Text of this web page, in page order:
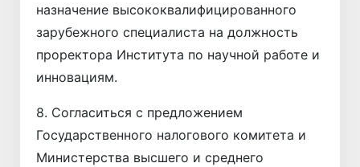
назначение высококвалифицированного
зарубежного специалиста на должность
проректора Института по научной работе и
инновациям.
8. Согласиться с предложением
Государственного налогового комитета и
Министерства высшего и среднего